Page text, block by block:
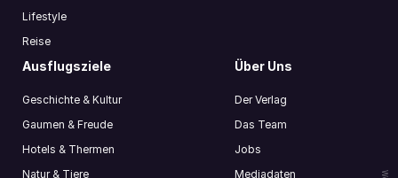
Lifestyle
Reise
Ausflugsziele
Geschichte & Kultur
Gaumen & Freude
Hotels & Thermen
Natur & Tiere
Über Uns
Der Verlag
Das Team
Jobs
Mediadaten